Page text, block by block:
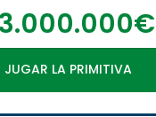
JUGAR LA PRIMITIVA